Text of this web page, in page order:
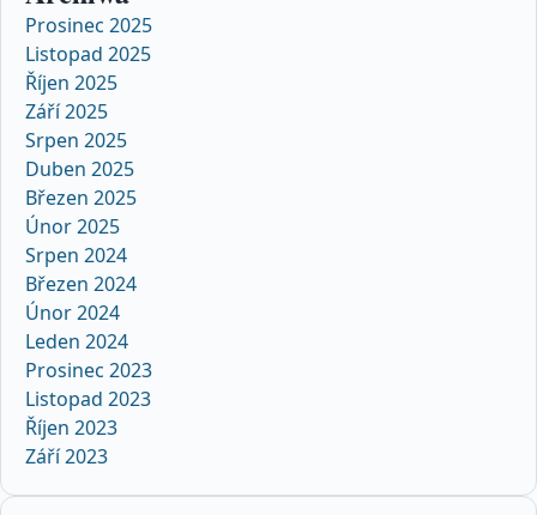
Prosinec 2025
Listopad 2025
Říjen 2025
Září 2025
Srpen 2025
Duben 2025
Březen 2025
Únor 2025
Srpen 2024
Březen 2024
Únor 2024
Leden 2024
Prosinec 2023
Listopad 2023
Říjen 2023
Září 2023